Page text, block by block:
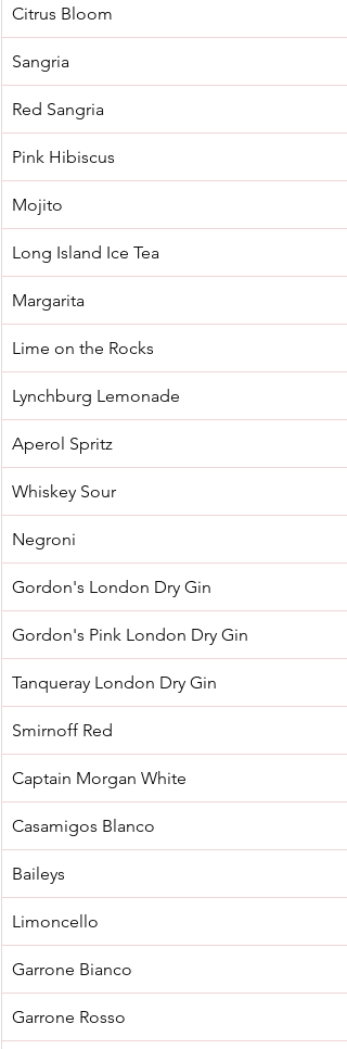
Citrus Bloom
Sangria
Red Sangria
Pink Hibiscus
Mojito
Long Island Ice Tea
Margarita
Lime on the Rocks
Lynchburg Lemonade
Aperol Spritz
Whiskey Sour
Negroni
Gordon's London Dry Gin
Gordon's Pink London Dry Gin
Tanqueray London Dry Gin
Smirnoff Red
Captain Morgan White
Casamigos Blanco
Baileys
Limoncello
Garrone Bianco
Garrone Rosso